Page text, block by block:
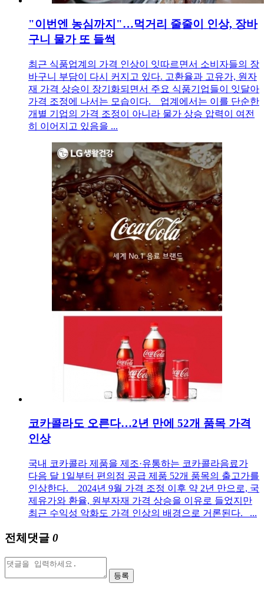
"이번엔 농심까지"…먹거리 줄줄이 인상, 장바
구니 물가 또 들썩
최근 식품업계의 가격 인상이 잇따르면서 소비자들의 장
바구니 부담이 다시 커지고 있다. 고환율과 고유가, 원자
재 가격 상승이 장기화되면서 주요 식품기업들이 잇달아
가격 조정에 나서는 모습이다. 업계에서는 이를 단순한
개별 기업의 가격 조정이 아니라 물가 상승 압력이 여전
히 이어지고 있음을 ...
코카콜라도 오른다…2년 만에 52개 품목 가격
인상
국내 코카콜라 제품을 제조·유통하는 코카콜라음료가
다음 달 1일부터 편의점 공급 제품 52개 품목의 출고가를
인상한다. 2024년 9월 가격 조정 이후 약 2년 만으로, 국
제유가와 환율, 원부자재 가격 상승을 이유로 들었지만
최근 수익성 악화도 가격 인상의 배경으로 거론된다. ...
전체댓글 0
등록